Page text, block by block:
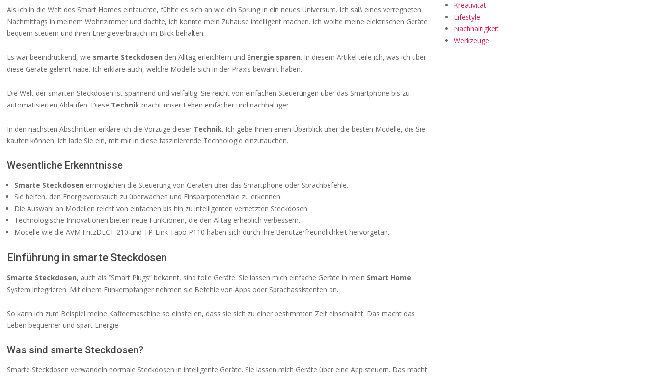
Als ich in die Welt des Smart Homes eintauchte, fühlte es sich an wie ein Sprung in ein neues Universum. Ich saß eines verregneten
Nachmittags in meinem Wohnzimmer und dachte, ich könnte mein Zuhause intelligent machen. Ich wollte meine elektrischen Geräte
bequem steuern und ihren Energieverbrauch im Blick behalten.
Es war beeindruckend, wie smarte Steckdosen den Alltag erleichtern und Energie sparen. In diesem Artikel teile ich, was ich über
diese Geräte gelernt habe. Ich erkläre auch, welche Modelle sich in der Praxis bewährt haben.
Die Welt der smarten Steckdosen ist spannend und vielfältig. Sie reicht von einfachen Steuerungen über das Smartphone bis zu
automatisierten Abläufen. Diese Technik macht unser Leben einfacher und nachhaltiger.
In den nächsten Abschnitten erkläre ich die Vorzüge dieser Technik. Ich gebe Ihnen einen Überblick über die besten Modelle, die Sie
kaufen können. Ich lade Sie ein, mit mir in diese faszinierende Technologie einzutauchen.
Wesentliche Erkenntnisse
Smarte Steckdosen ermöglichen die Steuerung von Geräten über das Smartphone oder Sprachbefehle.
Sie helfen, den Energieverbrauch zu überwachen und Einsparpotenziale zu erkennen.
Die Auswahl an Modellen reicht von einfachen bis hin zu intelligenten vernetzten Steckdosen.
Technologische Innovationen bieten neue Funktionen, die den Alltag erheblich verbessern.
Modelle wie die AVM FritzDECT 210 und TP-Link Tapo P110 haben sich durch ihre Benutzerfreundlichkeit hervorgetan.
Einführung in smarte Steckdosen
Smarte Steckdosen, auch als “Smart Plugs” bekannt, sind tolle Geräte. Sie lassen mich einfache Geräte in mein Smart Home
System integrieren. Mit einem Funkempfänger nehmen sie Befehle von Apps oder Sprachassistenten an.
So kann ich zum Beispiel meine Kaffeemaschine so einstellen, dass sie sich zu einer bestimmten Zeit einschaltet. Das macht das
Leben bequemer und spart Energie.
Was sind smarte Steckdosen?
Smarte Steckdosen verwandeln normale Steckdosen in intelligente Geräte. Sie lassen mich Geräte über eine App steuern. Das macht
Kreativität
Lifestyle
Nachhaltigkeit
Werkzeuge